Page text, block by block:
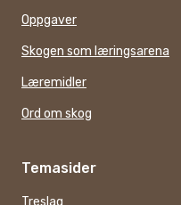
Oppgaver
Skogen som læringsarena
Læremidler
Ord om skog
Temasider
Treslag